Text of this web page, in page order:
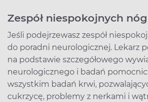
Zespół niespokojnych
Jeśli podejrzewasz zespół
do poradni neurologicznej. Lekarz
na podstawie szczegółowego
neurologicznego i badań
wszystkim badań krwi,
cukrzycę, problemy z nerkami i